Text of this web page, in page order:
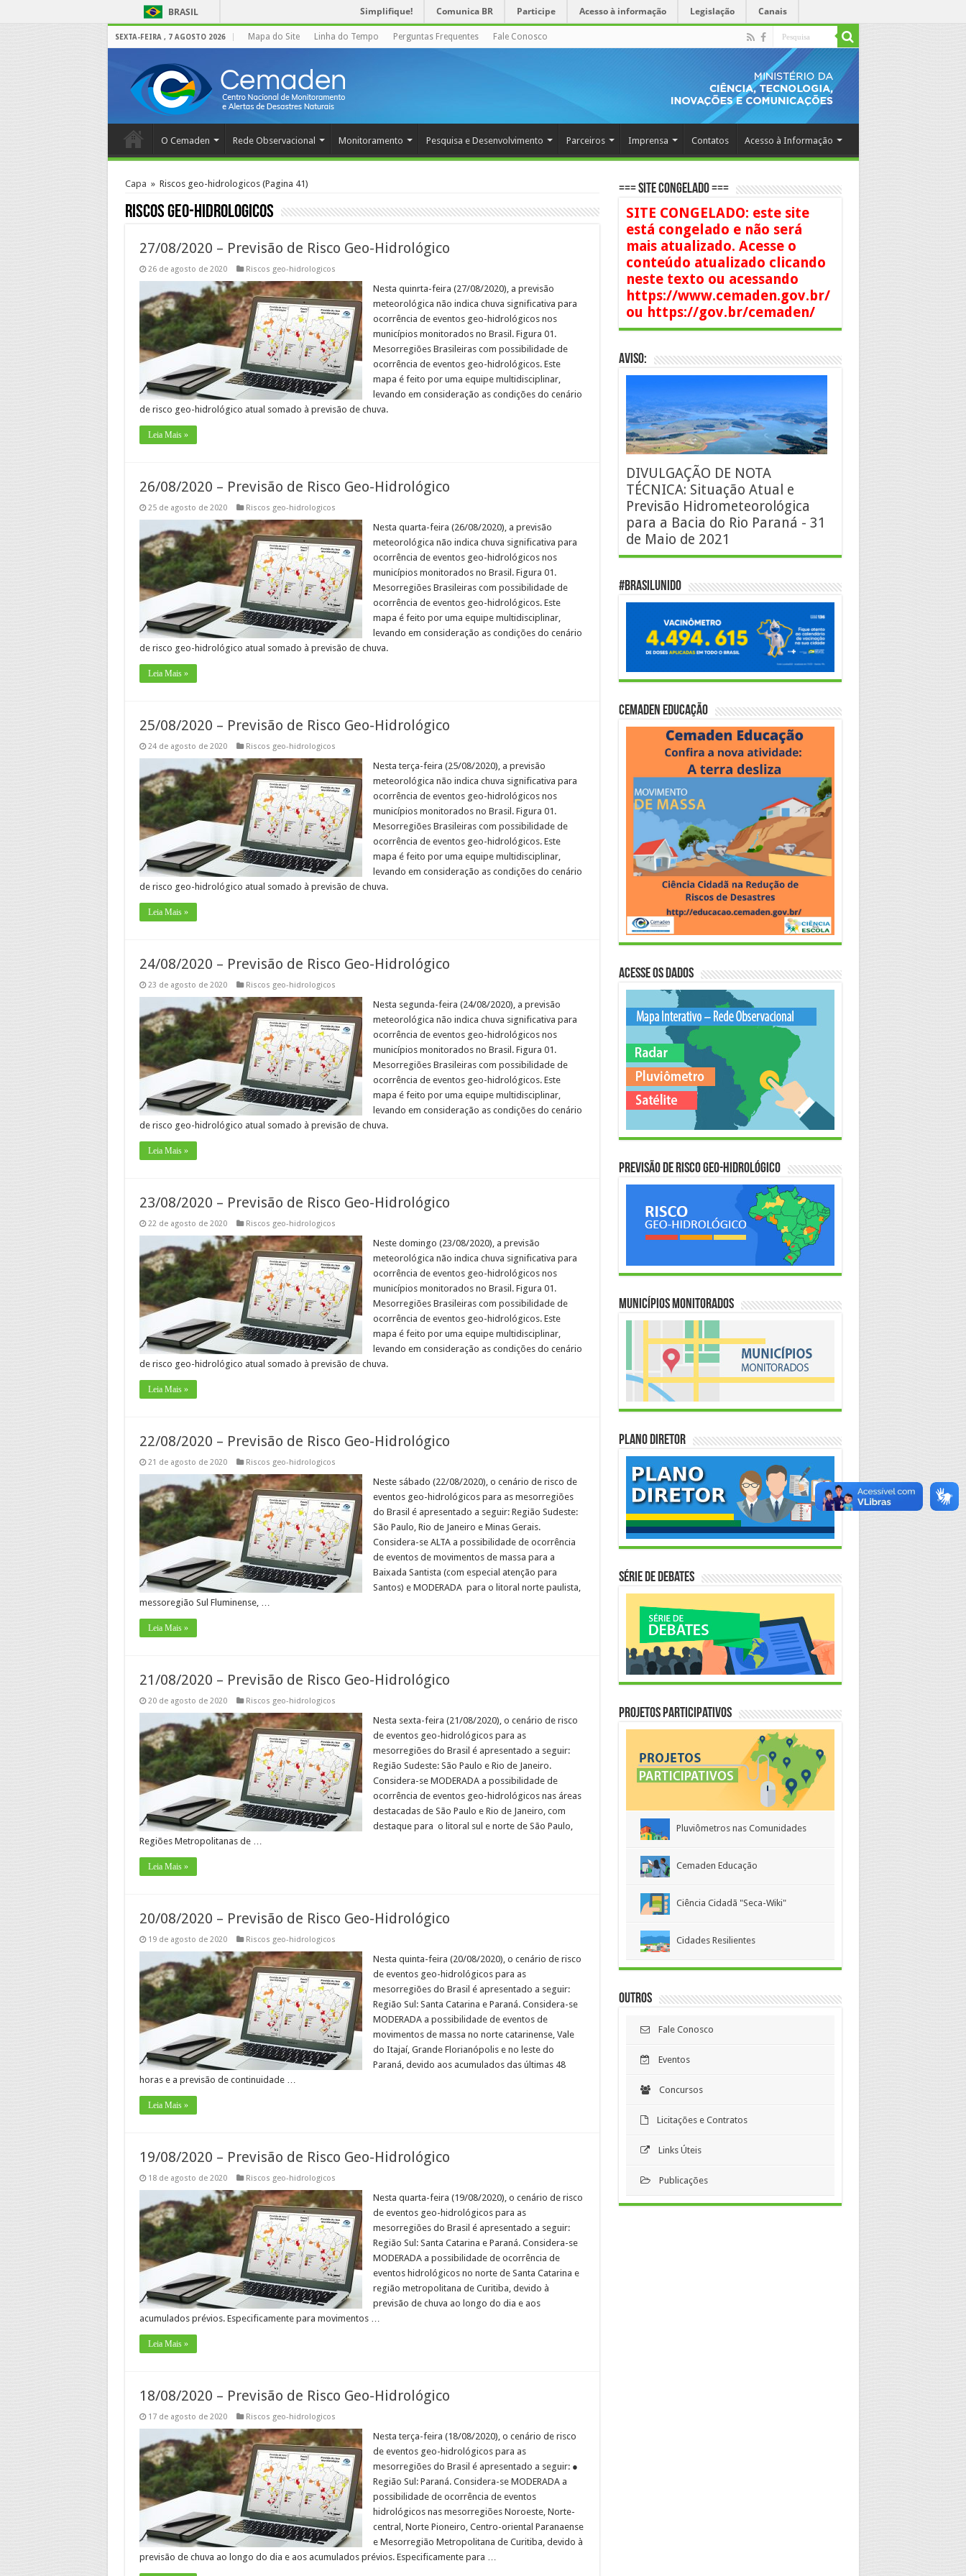
BRASIL Simplifique! Comunica BR Participe Acesso à informação Legislação Canais
SEXTA-FEIRA , 7 AGOSTO 2026 Mapa do Site Linha do Tempo Perguntas Frequentes Fale Conosco
O Cemaden Rede Observacional Monitoramento Pesquisa e Desenvolvimento Parceiros Imprensa Contatos Acesso à Informação
Capa » Riscos geo-hidrologicos(Pagina 41)
Riscos geo-hidrologicos
27/08/2020 – Previsão de Risco Geo-Hidrológico
26 de agosto de 2020 Riscos geo-hidrologicos
Nesta quinrta-feira (27/08/2020), a previsão
meteorológica não indica chuva significativa para
ocorrência de eventos geo-hidrológicos nos
municípios monitorados no Brasil. Figura 01.
Mesorregiões Brasileiras com possibilidade de
ocorrência de eventos geo-hidrológicos. Este
mapa é feito por uma equipe multidisciplinar,
levando em consideração as condições do cenário
de risco geo-hidrológico atual somado à previsão de chuva.
Leia Mais »
26/08/2020 – Previsão de Risco Geo-Hidrológico
25 de agosto de 2020 Riscos geo-hidrologicos
Nesta quarta-feira (26/08/2020), a previsão
meteorológica não indica chuva significativa para
ocorrência de eventos geo-hidrológicos nos
municípios monitorados no Brasil. Figura 01.
Mesorregiões Brasileiras com possibilidade de
ocorrência de eventos geo-hidrológicos. Este
mapa é feito por uma equipe multidisciplinar,
levando em consideração as condições do cenário
de risco geo-hidrológico atual somado à previsão de chuva.
Leia Mais »
25/08/2020 – Previsão de Risco Geo-Hidrológico
24 de agosto de 2020 Riscos geo-hidrologicos
Nesta terça-feira (25/08/2020), a previsão
meteorológica não indica chuva significativa para
ocorrência de eventos geo-hidrológicos nos
municípios monitorados no Brasil. Figura 01.
Mesorregiões Brasileiras com possibilidade de
ocorrência de eventos geo-hidrológicos. Este
mapa é feito por uma equipe multidisciplinar,
levando em consideração as condições do cenário
de risco geo-hidrológico atual somado à previsão de chuva.
Leia Mais »
24/08/2020 – Previsão de Risco Geo-Hidrológico
23 de agosto de 2020 Riscos geo-hidrologicos
Nesta segunda-feira (24/08/2020), a previsão
meteorológica não indica chuva significativa para
ocorrência de eventos geo-hidrológicos nos
municípios monitorados no Brasil. Figura 01.
Mesorregiões Brasileiras com possibilidade de
ocorrência de eventos geo-hidrológicos. Este
mapa é feito por uma equipe multidisciplinar,
levando em consideração as condições do cenário
de risco geo-hidrológico atual somado à previsão de chuva.
Leia Mais »
23/08/2020 – Previsão de Risco Geo-Hidrológico
22 de agosto de 2020 Riscos geo-hidrologicos
Neste domingo (23/08/2020), a previsão
meteorológica não indica chuva significativa para
ocorrência de eventos geo-hidrológicos nos
municípios monitorados no Brasil. Figura 01.
Mesorregiões Brasileiras com possibilidade de
ocorrência de eventos geo-hidrológicos. Este
mapa é feito por uma equipe multidisciplinar,
levando em consideração as condições do cenário
de risco geo-hidrológico atual somado à previsão de chuva.
Leia Mais »
22/08/2020 – Previsão de Risco Geo-Hidrológico
21 de agosto de 2020 Riscos geo-hidrologicos
Neste sábado (22/08/2020), o cenário de risco de
eventos geo-hidrológicos para as mesorregiões
do Brasil é apresentado a seguir: Região Sudeste:
São Paulo, Rio de Janeiro e Minas Gerais.
Considera-se ALTA a possibilidade de ocorrência
de eventos de movimentos de massa para a
Baixada Santista (com especial atenção para
Santos) e MODERADA para o litoral norte paulista,
messoregião Sul Fluminense, …
Leia Mais »
21/08/2020 – Previsão de Risco Geo-Hidrológico
20 de agosto de 2020 Riscos geo-hidrologicos
Nesta sexta-feira (21/08/2020), o cenário de risco
de eventos geo-hidrológicos para as
mesorregiões do Brasil é apresentado a seguir:
Região Sudeste: São Paulo e Rio de Janeiro.
Considera-se MODERADA a possibilidade de
ocorrência de eventos geo-hidrológicos nas áreas
destacadas de São Paulo e Rio de Janeiro, com
destaque para o litoral sul e norte de São Paulo,
Regiões Metropolitanas de …
Leia Mais »
20/08/2020 – Previsão de Risco Geo-Hidrológico
19 de agosto de 2020 Riscos geo-hidrologicos
Nesta quinta-feira (20/08/2020), o cenário de risco
de eventos geo-hidrológicos para as
mesorregiões do Brasil é apresentado a seguir:
Região Sul: Santa Catarina e Paraná. Considera-se
MODERADA a possibilidade de eventos de
movimentos de massa no norte catarinense, Vale
do Itajaí, Grande Florianópolis e no leste do
Paraná, devido aos acumulados das últimas 48
horas e a previsão de continuidade …
Leia Mais »
19/08/2020 – Previsão de Risco Geo-Hidrológico
18 de agosto de 2020 Riscos geo-hidrologicos
Nesta quarta-feira (19/08/2020), o cenário de risco
de eventos geo-hidrológicos para as
mesorregiões do Brasil é apresentado a seguir:
Região Sul: Santa Catarina e Paraná. Considera-se
MODERADA a possibilidade de ocorrência de
eventos hidrológicos no norte de Santa Catarina e
região metropolitana de Curitiba, devido à
previsão de chuva ao longo do dia e aos
acumulados prévios. Especificamente para movimentos …
Leia Mais »
18/08/2020 – Previsão de Risco Geo-Hidrológico
17 de agosto de 2020 Riscos geo-hidrologicos
Nesta terça-feira (18/08/2020), o cenário de risco
de eventos geo-hidrológicos para as
mesorregiões do Brasil é apresentado a seguir: ●
Região Sul: Paraná. Considera-se MODERADA a
possibilidade de ocorrência de eventos
hidrológicos nas mesorregiões Noroeste, Norte-
central, Norte Pioneiro, Centro-oriental Paranaense
e Mesorregião Metropolitana de Curitiba, devido à
previsão de chuva ao longo do dia e aos acumulados prévios. Especificamente para …
=== SITE CONGELADO ===
SITE CONGELADO: este site
está congelado e não será
mais atualizado. Acesse o
conteúdo atualizado clicando
neste texto ou acessando
https://www.cemaden.gov.br/
ou https://gov.br/cemaden/
AVISO:
DIVULGAÇÃO DE NOTA
TÉCNICA: Situação Atual e
Previsão Hidrometeorológica
para a Bacia do Rio Paraná - 31
de Maio de 2021
#BrasilUnido
Cemaden Educação
Acesse os Dados
Previsão de Risco Geo-Hidrológico
Municípios Monitorados
Plano Diretor
Série de Debates
Projetos Participativos
Pluviômetros nas Comunidades
Cemaden Educação
Ciência Cidadã "Seca-Wiki"
Cidades Resilientes
Outros
Fale Conosco
Eventos
Concursos
Licitações e Contratos
Links Úteis
Publicações